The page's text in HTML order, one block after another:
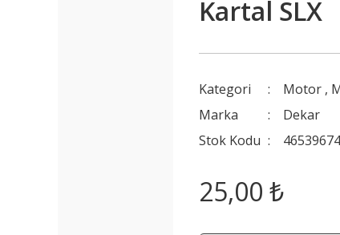
Kartal SLX
Kategori Motor ,
Marka
Dekar
Stok Kodu
25,00 ₺